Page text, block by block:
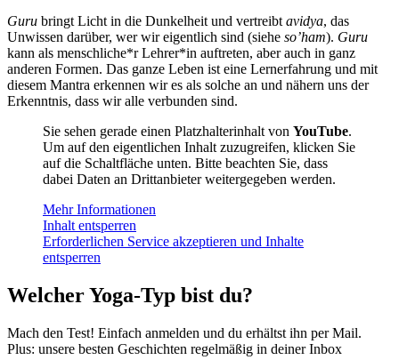
Guru bringt Licht in die Dunkelheit und vertreibt avidya, das
Unwissen darüber, wer wir eigentlich sind (siehe so’ham). Guru
kann als menschliche*r Lehrer*in auftreten, aber auch in ganz
anderen Formen. Das ganze Leben ist eine Lernerfahrung und mit
diesem Mantra erkennen wir es als solche an und nähern uns der
Erkenntnis, dass wir alle verbunden sind.
Sie sehen gerade einen Platzhalterinhalt von YouTube.
Um auf den eigentlichen Inhalt zuzugreifen, klicken Sie
auf die Schaltfläche unten. Bitte beachten Sie, dass
dabei Daten an Drittanbieter weitergegeben werden.
Mehr Informationen
Inhalt entsperren
Erforderlichen Service akzeptieren und Inhalte
entsperren
Welcher Yoga-Typ bist du?
Mach den Test! Einfach anmelden und du erhältst ihn per Mail.
Plus: unsere besten Geschichten regelmäßig in deiner Inbox